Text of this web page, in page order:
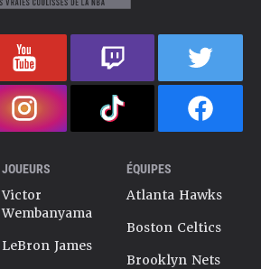
JOUEURS
Victor
Wembanyama
LeBron James
ÉQUIPES
Atlanta Hawks
Boston Celtics
Brooklyn Nets